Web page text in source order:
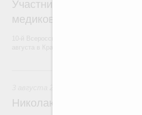
Участникам и гостям
медиков и медицинской
Николаю Бурляеву,